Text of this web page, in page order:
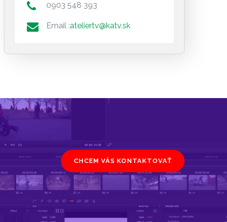
0903 548 393
Email :ateliertv@katv.sk
CHCEM VÁS KONTAKTOVAŤ